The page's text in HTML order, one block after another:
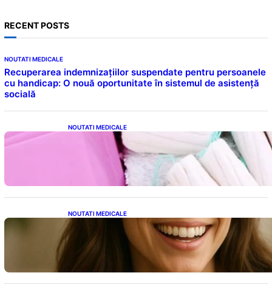
RECENT POSTS
NOUTATI MEDICALE
Recuperarea indemnizațiilor suspendate pentru persoanele
cu handicap: O nouă oportunitate în sistemul de asistență
socială
NOUTATI MEDICALE
Tampoanele menstruale: O analiză profundă
a riscurilor legate de metale toxice
NOUTATI MEDICALE
Ceaiul – Băutura care protejează inima:
Descoperiri recente despre beneficiile
consumului zilnic